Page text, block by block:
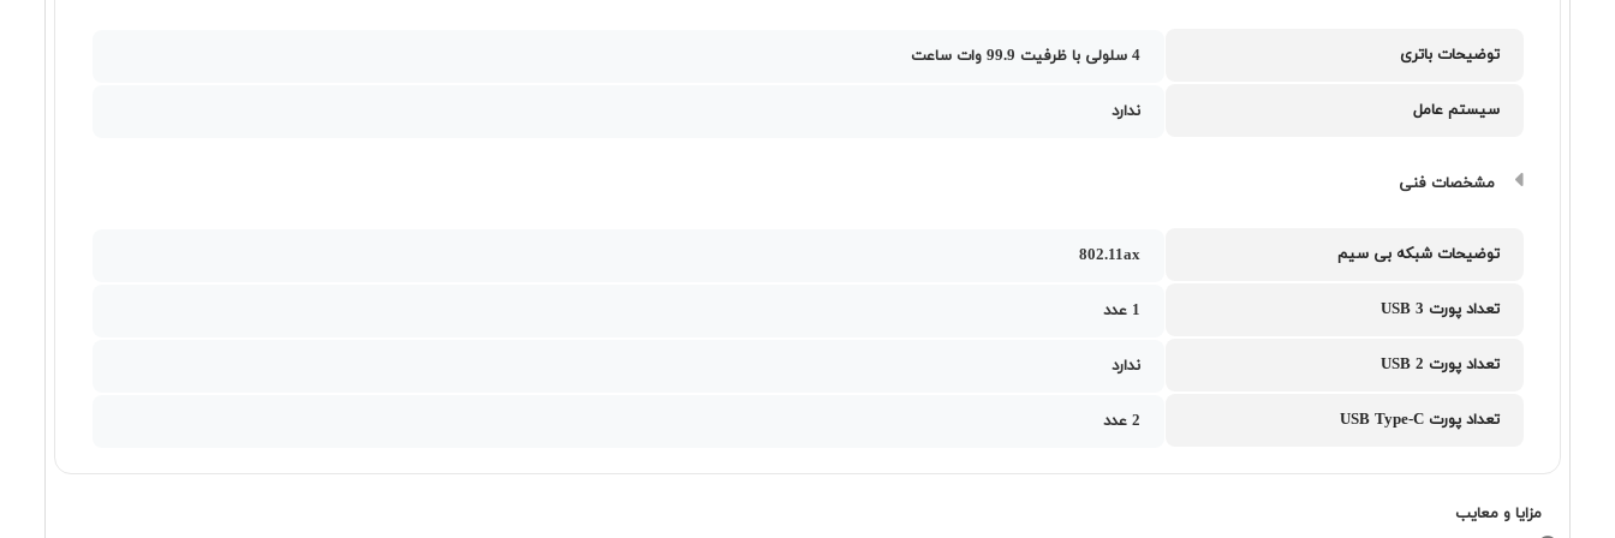
توضیحات باتری 4 سلولی با ظرفیت 99.9 وات ساعت
سیستم عامل ندارد
مشخصات فنی
توضیحات شبکه بی سیم 802.11ax
تعداد پورت USB 3 1 عدد
تعداد پورت USB 2 ندارد
تعداد پورت USB Type-C 2 عدد
مزایا و معایب